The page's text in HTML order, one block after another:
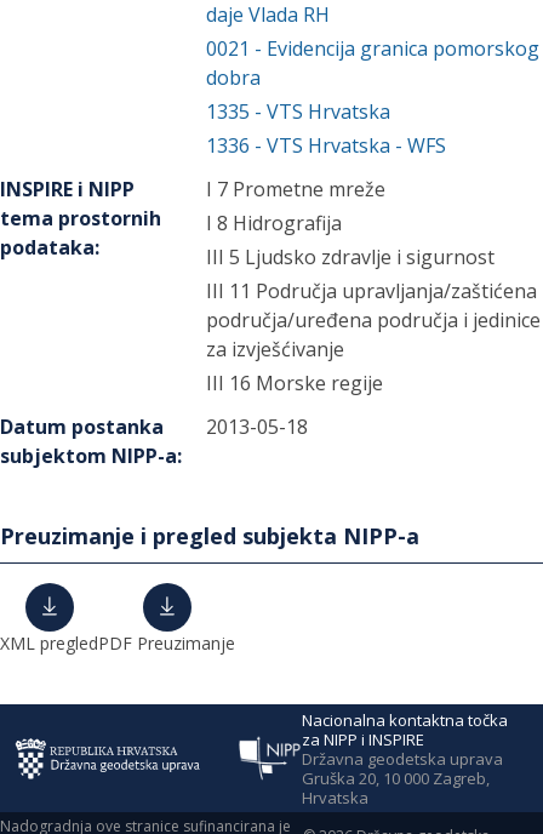
daje Vlada RH
0021 - Evidencija granica pomorskog
dobra
1335 -VTS Hrvatska
1336 -VTS Hrvatska - WFS
INSPIRE i NIPP
tema prostornih
podataka:
I 7 Prometne mreže
I 8 Hidrografija
III 5 Ljudsko zdravlje i sigurnost
III 11 Područja upravljanja/zaštićena
područja/uređena područja i jedinice
za izvješćivanje
III 16 Morske regije
Datum postanka
subjektom NIPP-a:
2013-05-18
Preuzimanje i pregled subjekta NIPP-a
XML pregledPDF Preuzimanje
Nacionalna kontaktna točka
za NIPP i INSPIRE
Državna geodetska uprava
Gruška 20, 10 000 Zagreb,
Hrvatska
Nadogradnja ove stranice sufinancirana je